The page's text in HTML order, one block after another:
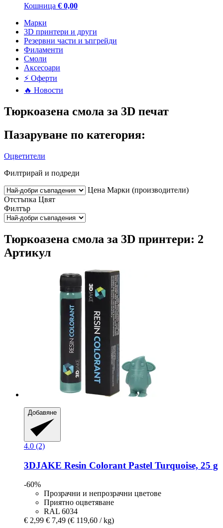
Кошница € 0,00
Mарки
3D принтери и други
Резервни части и ъпгрейди
Филаменти
Смоли
Аксесоари
⚡ Оферти
🔥 Новости
Тюркоазена смола за 3D печат
Пазаруване по категория:
Оцветители
Филтрирай и подреди
Цена Марки (производители)
Отстъпка Цвят
Филтър
Тюркоазена смола за 3D принтери: 2
Артикул
Добавяне
4.0 (2)
3DJAKE Resin Colorant Pastel Turquoise, 25 g
-60%
Прозрачни и непрозрачни цветове
Приятно оцветяване
RAL 6034
€ 2,99 € 7,49 (€ 119,60 / kg)